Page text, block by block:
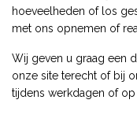
hoeveelheden of los
met ons opnemen of
Wij geven u graag een
onze site terecht of bij
tijdens werkdagen of op